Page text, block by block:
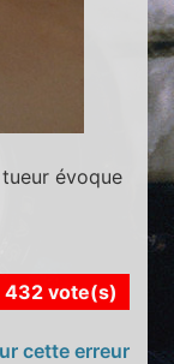
évoque
432 vote(s)
cette erreur